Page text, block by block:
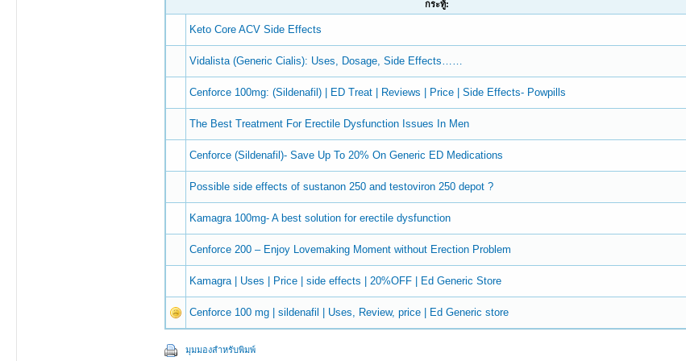
กระทู้:
Keto Core ACV Side Effects
Vidalista (Generic Cialis): Uses, Dosage, Side Effects……
Cenforce 100mg: (Sildenafil) | ED Treat | Reviews | Price | Side Effects- Powpills
The Best Treatment For Erectile Dysfunction Issues In Men
Cenforce (Sildenafil)- Save Up To 20% On Generic ED Medications
Possible side effects of sustanon 250 and testoviron 250 depot ?
Kamagra 100mg- A best solution for erectile dysfunction
Cenforce 200 – Enjoy Lovemaking Moment without Erection Problem
Kamagra | Uses | Price | side effects | 20%OFF | Ed Generic Store
Cenforce 100 mg | sildenafil | Uses, Review, price | Ed Generic store
มุมมองสำหรับพิมพ์